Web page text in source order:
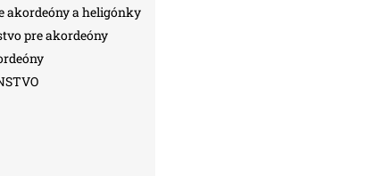
akordeóny a heligónky
pre akordeóny